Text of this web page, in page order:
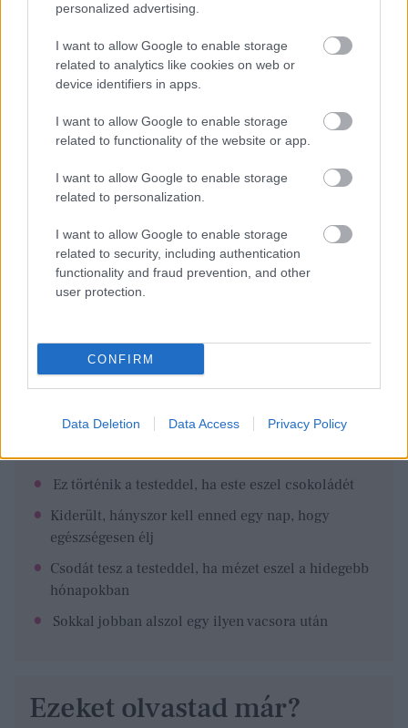
personalized advertising.
I want to allow Google to enable storage
related to analytics like cookies on web or
device identifiers in apps.
I want to allow Google to enable storage
related to functionality of the website or app.
I want to allow Google to enable storage
related to personalization.
I want to allow Google to enable storage
related to security, including authentication
functionality and fraud prevention, and other
user protection.
CONFIRM
Data Deletion Data Access Privacy Policy
Ezeket olvastad már?
Ez történik a testeddel, ha este eszel csokoládét
Kiderült, hányszor kell enned egy nap, hogy
egészségesen élj
Csodát tesz a testeddel, ha mézet eszel a hidegebb
hónapokban
Sokkal jobban alszol egy ilyen vacsora után
Ezeket olvastad már?